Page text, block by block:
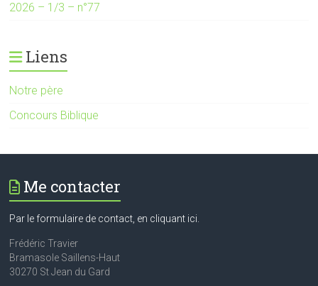
2026 – 1/3 – n°77
Liens
Notre père
Concours Biblique
Me contacter
Par le formulaire de contact, en cliquant ici.
Frédéric Travier
Bramasole Saillens-Haut
30270 St Jean du Gard